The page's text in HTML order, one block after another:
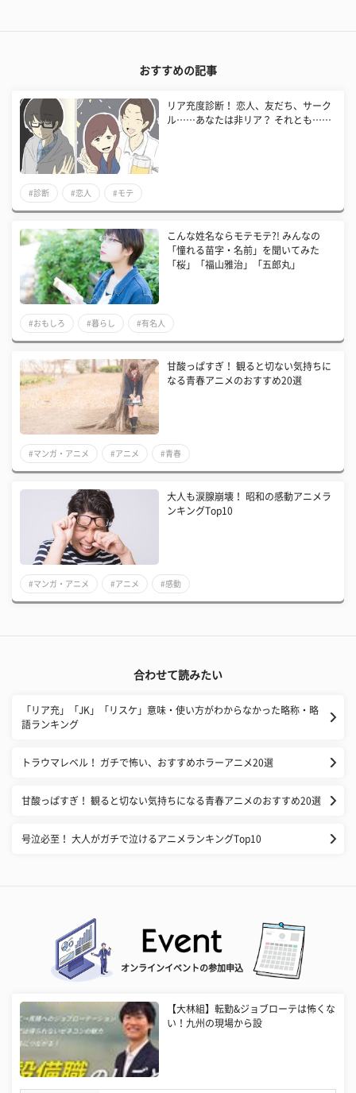
おすすめの記事
リア充度診断！ 恋人、友だち、サーク
ル……あなたは非リア？ それとも……
#診断 #恋人 #モテ
こんな姓名ならモテモテ?! みんなの
「憧れる苗字・名前」を聞いてみた
「桜」「福山雅治」「五郎丸」
#おもしろ #暮らし #有名人
甘酸っぱすぎ！ 観ると切ない気持ちに
なる青春アニメのおすすめ20選
#マンガ・アニメ #アニメ #青春
大人も涙腺崩壊！ 昭和の感動アニメラ
ンキングTop10
#マンガ・アニメ #アニメ #感動
合わせて読みたい
「リア充」「JK」「リスケ」意味・使い方がわからなかった略称・略
語ランキング
トラウマレベル！ ガチで怖い、おすすめホラーアニメ20選
甘酸っぱすぎ！ 観ると切ない気持ちになる青春アニメのおすすめ20選
号泣必至！ 大人がガチで泣けるアニメランキングTop10
オンラインイベントの参加申込
【大林組】転勤&ジョブローテは怖くな
い！九州の現場から設